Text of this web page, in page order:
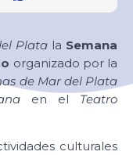
Platala Semana
organizado por la
de Mar del Plata
en el Teatro
culturales